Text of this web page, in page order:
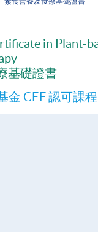
in Plant-
基礎證書
金 CEF 認可課程